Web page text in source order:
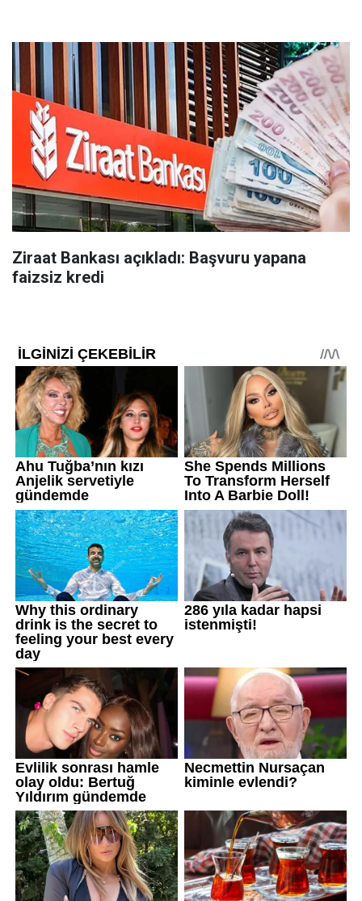
Ziraat Bankası açıkladı: Başvuru yapana
faizsiz kredi